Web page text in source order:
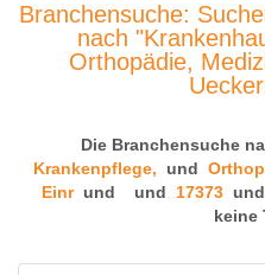
Branchensuche:
nach
Orthopädie,
Die Branchensuche
Krankenpflege,
und
Einr und und 17373 und
keine